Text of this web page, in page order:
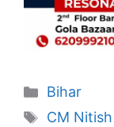
Categories
Bihar
Tags
CM